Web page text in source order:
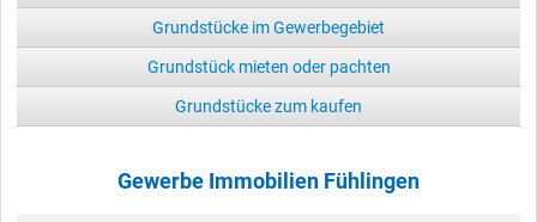
Grundstücke im Gewerbegebiet
Grundstück mieten oder pachten
Grundstücke zum kaufen
Gewerbe Immobilien Fühlingen